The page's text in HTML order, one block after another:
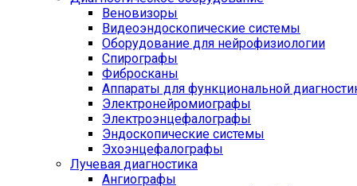
Веновизоры
Видеоэндоскопические системы
Оборудование для нейрофизиологии
Спирографы
Фибросканы
Аппараты для функциональной
Электронейромиографы
Электроэнцефалографы
Эндоскопические системы
Эхоэнцефалографы
Лучевая диагностика
Ангиографы